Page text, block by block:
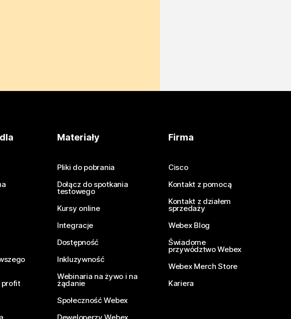
profit
Materiały
Pliki do pobrania
Dołącz do spotkania
testowego
Kursy online
Integracje
Dostępność
Inkluzywność
Webinaria na żywo i na
żądanie
Społeczność Webex
Firma
Cisco
Kontakt z pomocą
Kontakt z działem
sprzedaży
Webex Blog
Świadome
przywództwo Webex
Webex Merch Store
Kariera